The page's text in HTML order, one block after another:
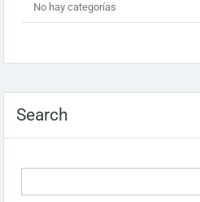
No hay categorías
Search